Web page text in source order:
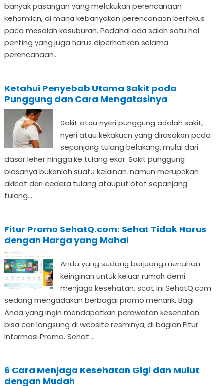
banyak pasangan yang melakukan perencanaan
kehamilan, di mana kebanyakan perencanaan berfokus
pada masalah kesuburan. Padahal ada salah satu hal
penting yang juga harus diperhatikan selama
perencanaan...
Ketahui Penyebab Utama Sakit pada
Punggung dan Cara Mengatasinya
Sakit atau nyeri punggung adalah sakit,
nyeri atau kekakuan yang dirasakan pada
sepanjang tulang belakang, mulai dari
dasar leher hingga ke tulang ekor. Sakit punggung
biasanya bukanlah suatu kelainan, namun merupakan
akibat dari cedera tulang atauput otot sepanjang
tulang...
Fitur Promo SehatQ.com: Sehat Tidak Harus
dengan Harga yang Mahal
Anda yang sedang berjuang menahan
keinginan untuk keluar rumah demi
menjaga kesehatan, saat ini SehatQ.com
sedang mengadakan berbagai promo menarik. Bagi
Anda yang ingin mendapatkan perawatan kesehatan
bisa cari langsung di website resminya, di bagian Fitur
Informasi Promo. Sehat...
6 Cara Menjaga Kesehatan Gigi dan Mulut
dengan Mudah